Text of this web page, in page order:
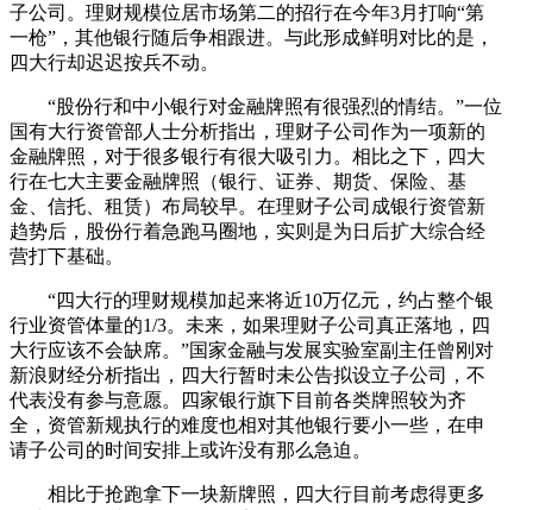
子公司。理财规模位居市场第二的招行在今年3月打响“第
一枪”，其他银行随后争相跟进。与此形成鲜明对比的是，
四大行却迟迟按兵不动。
“股份行和中小银行对金融牌照有很强烈的情结。”一位
国有大行资管部人士分析指出，理财子公司作为一项新的
金融牌照，对于很多银行有很大吸引力。相比之下，四大
行在七大主要金融牌照（银行、证券、期货、保险、基
金、信托、租赁）布局较早。在理财子公司成银行资管新
趋势后，股份行着急跑马圈地，实则是为日后扩大综合经
营打下基础。
“四大行的理财规模加起来将近10万亿元，约占整个银
行业资管体量的1/3。未来，如果理财子公司真正落地，四
大行应该不会缺席。”国家金融与发展实验室副主任曾刚对
新浪财经分析指出，四大行暂时未公告拟设立子公司，不
代表没有参与意愿。四家银行旗下目前各类牌照较为齐
全，资管新规执行的难度也相对其他银行要小一些，在申
请子公司的时间安排上或许没有那么急迫。
相比于抢跑拿下一块新牌照，四大行目前考虑得更多